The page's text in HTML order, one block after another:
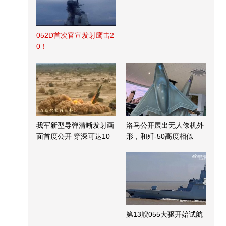
052D首次官宣发射鹰击2
0！
我军新型导弹清晰发射画
面首度公开 穿深可达10
洛马公开展出无人僚机外
形，和歼-50高度相似
第13艘055大驱开始试航